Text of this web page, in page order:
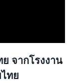
จากโรงงาน
ทย